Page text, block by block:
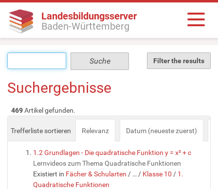
Landesbildungsserver
Baden-Württemberg
Filter the results
Suchergebnisse
469Artikel gefunden.
Trefferliste sortieren Relevanz Datum (neueste zuerst)
1.2 Grundlagen - Die quadratische Funktion y = x² + c
Lernvideos zum Thema Quadratische Funktionen
Existiert in Fächer & Schularten / … / Klasse 10 / 1.
Quadratische Funktionen